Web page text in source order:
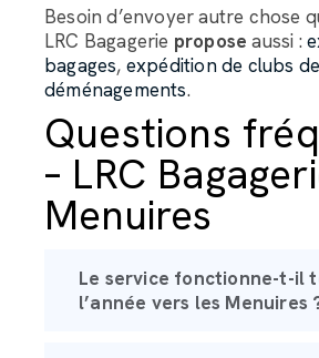
Besoin d’envoyer autre chose
LRC Bagagerie propose aussi :
bagages, expédition de clubs
déménagements.
Questions
– LRC
Menuires
Le service fonctionne-t-il
l’année vers les Menuires